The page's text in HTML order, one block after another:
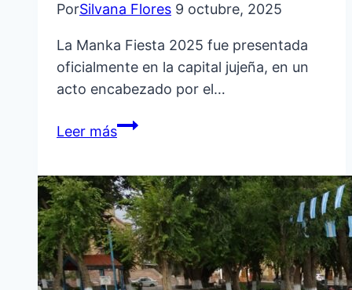
PorSilvana Flores 9 octubre, 2025
La Manka Fiesta 2025 fue presentada
oficialmente en la capital jujeña, en un
acto encabezado por el…
Leer másLA
SE
PRESENTÓ
EN
JUJUY:
UN